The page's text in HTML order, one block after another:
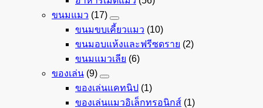
ขนมแมว (17)
ขนมขบเคี้ยวแมว (10)
ขนมอบแห้งและฟรีซดราย (2)
ขนมแมวเลีย (6)
ของเล่น (9)
ของเล่นแคทนิป (1)
ของเล่นแมวอิเล็กทรอนิกส์ (1)